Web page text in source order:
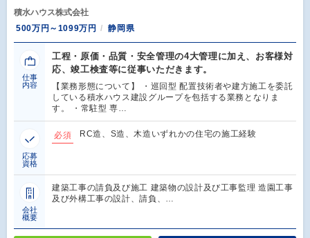
積水ハウス株式会社
500万円～1099万円
静岡県
仕事
内容
工程・原価・品質・安全管理の4大管理に加え、お客様対
応、竣工検査等に従事いただきます。
【業務形態について】 ・巡回型 配置技術者や建方施工を委託
している積水ハウス建設グループを包括する業務となりま
す。 ・常駐型 専…
応募
資格
必須 RC造、S造、木造いずれかの住宅の施工経験
会社
概要
建築工事の請負及び施工 建築物の設計及び工事監理 造園工事
及び外構工事の設計、請負、…